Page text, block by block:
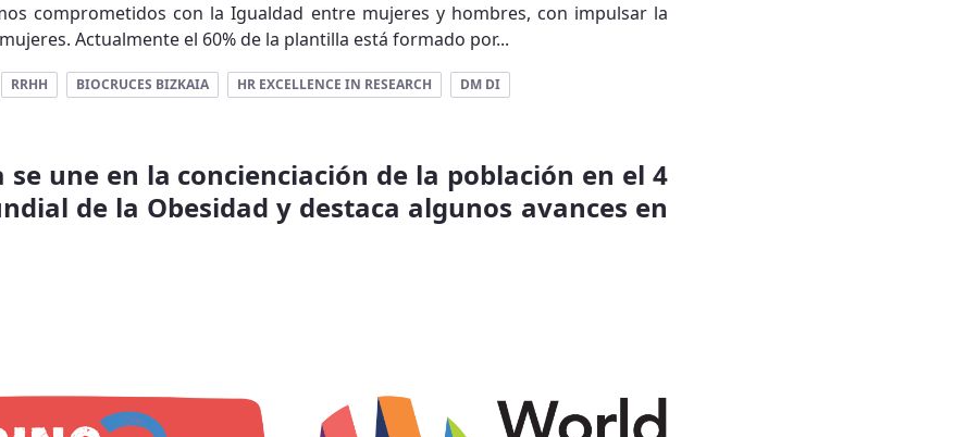
comprometidos con la Igualdad entre mujeres y hombres, con impulsar la
Actualmente el 60% de la plantilla está formado por...
RRHH BIOCRUCES BIZKAIA HR EXCELLENCE IN RESEARCH DM DI
se une en la concienciación de la población en el 4
de la Obesidad y destaca algunos avances en